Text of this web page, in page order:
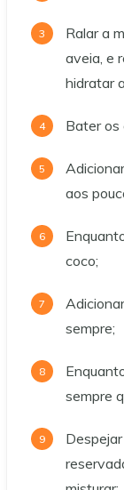
Ralar a
aveia, e
hidratar
Bater os
aos
coco;
sempre;
sempre